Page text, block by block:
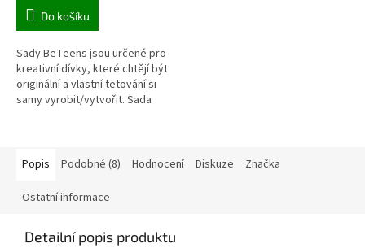
Do košíku
Sady BeTeens jsou určené pro
kreativní dívky, které chtějí být
originální a vlastní tetování si
samy vyrobit/vytvořit. Sada
Popis Podobné (8) Hodnocení Diskuze Značka
Ostatní informace
Detailní popis produktu